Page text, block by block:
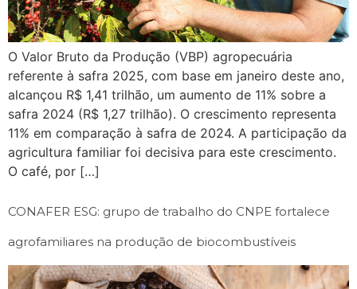
O Valor Bruto da Produção (VBP) agropecuária
referente à safra 2025, com base em janeiro deste ano,
alcançou R$ 1,41 trilhão, um aumento de 11% sobre a
safra 2024 (R$ 1,27 trilhão). O crescimento representa
11% em comparação à safra de 2024. A participação da
agricultura familiar foi decisiva para este crescimento.
O café, por […]
CONAFER ESG: grupo de trabalho do CNPE fortalece
agrofamiliares na produção de biocombustíveis